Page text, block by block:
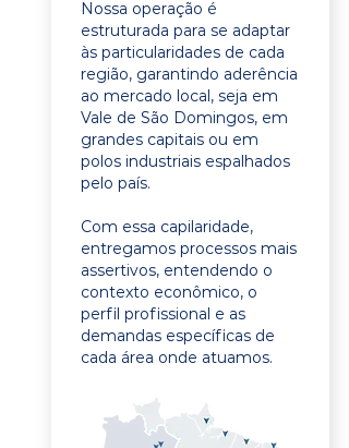
Nossa operação é
estruturada para se adaptar
às particularidades de cada
região, garantindo aderência
ao mercado local, seja em
Vale de São Domingos, em
grandes capitais ou em
polos industriais espalhados
pelo país.
Com essa capilaridade,
entregamos processos mais
assertivos, entendendo o
contexto econômico, o
perfil profissional e as
demandas específicas de
cada área onde atuamos.